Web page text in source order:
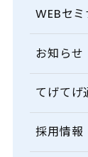
WEBセ
お知らせ
てげてげ
採用情報